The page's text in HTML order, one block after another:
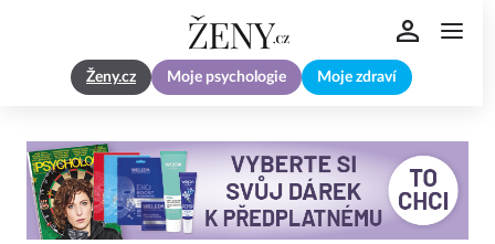
Ženy.cz Moje psychologie Moje zdraví